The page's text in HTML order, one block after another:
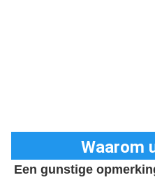
Waarom
Een gunstige